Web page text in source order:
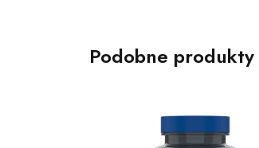
Podobne produkty